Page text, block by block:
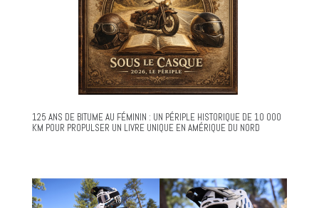
125 ANS DE BITUME AU FÉMININ : UN PÉRIPLE HISTORIQUE DE 10 000
KM POUR PROPULSER UN LIVRE UNIQUE EN AMÉRIQUE DU NORD